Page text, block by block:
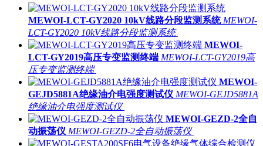
MEWOI-LCT-GY2020 10kV线路分段监测系统 MEWOI-
LCT-GY2020 10kV线路分段监测系统
MEWOI-
LCT-GY2019高压专变监测终端 MEWOI-LCT-GY2019高
压专变监测终端
MEWOI-
GEJD5881A绝缘油介电强度测试仪 MEWOI-GEJD5881A
绝缘油介电强度测试仪
MEWOI-GEZD-2全自
动振荡仪 MEWOI-GEZD-2全自动振荡仪